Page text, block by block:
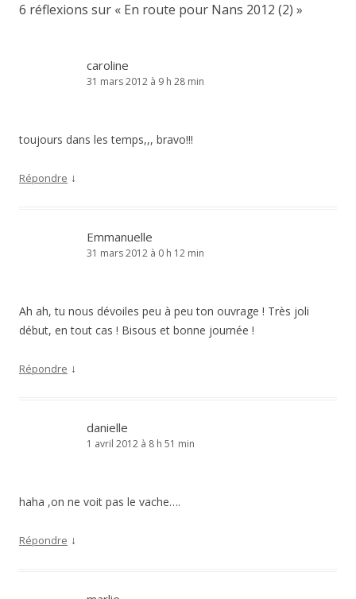
6 réflexions sur « En route pour Nans 2012 (2) »
caroline
31 mars 2012 à 9 h 28 min
toujours dans les temps,,, bravo!!!
Répondre ↓
Emmanuelle
31 mars 2012 à 0 h 12 min
Ah ah, tu nous dévoiles peu à peu ton ouvrage ! Très joli
début, en tout cas ! Bisous et bonne journée !
Répondre ↓
danielle
1 avril 2012 à 8 h 51 min
haha ,on ne voit pas le vache….
Répondre ↓